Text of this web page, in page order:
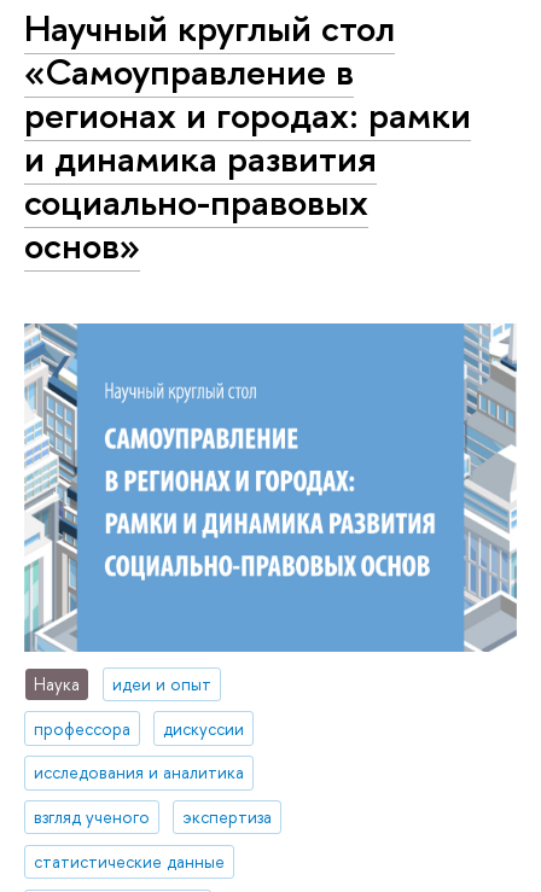
Научный круглый стол
«Самоуправление в
регионах и городах: рамки
и динамика развития
социально-правовых
основ»
Наука
идеи и опыт
профессора
дискуссии
исследования и аналитика
взгляд ученого
экспертиза
статистические данные